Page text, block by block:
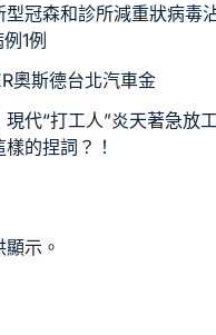
型冠森和診所減重狀病毒
1例
奧斯德台北汽車金
代“打工人”炎天著急放
的捏詞？！
示。